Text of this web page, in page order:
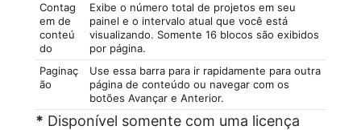
Contag
em de
conteú
do
Exibe o número total de projetos em seu
painel e o intervalo atual que você está
visualizando. Somente 16 blocos são exibidos
por página.
Paginaç
ão
Use essa barra para ir rapidamente para outra
página de conteúdo ou navegar com os
botões Avançar e Anterior.
* Disponível somente com uma licença